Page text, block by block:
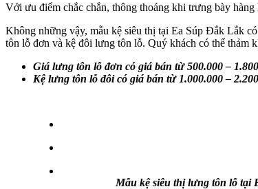
Với ưu điểm chắc chắn, thông thoáng khi trưng bày
Không những vậy, mẫu kệ siêu thị tại Ea Súp Đắk Lắk
tôn lỗ đơn và kệ đôi lưng tôn lỗ. Quý khách có thể thảm
Giá lưng tôn lỗ đơn có giá bán từ 500.000 –
Kệ lưng tôn lỗ đôi có giá bán từ 1.000.000 –
Mẫu kệ siêu thị lưng tôn lỗ tại